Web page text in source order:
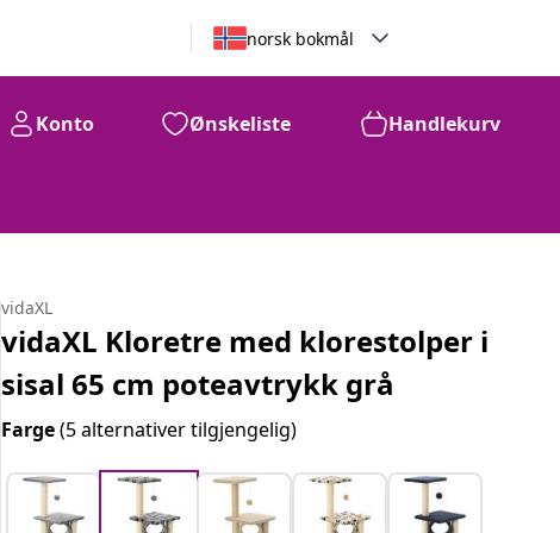
norsk bokmål
Konto Ønskeliste Handlekurv
vidaXL
vidaXL Kloretre med klorestolper i
sisal 65 cm poteavtrykk grå
Farge(5 alternativer tilgjengelig)